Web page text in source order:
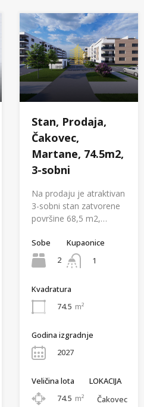
Stan, Prodaja,
Čakovec,
Martane, 74.5m2,
3-sobni
Na prodaju je atraktivan
3-sobni stan zatvorene
površine 68,5 m2,…
Sobe
2
Kupaonice
1
Kvadratura
74.5 m²
Godina izgradnje
2027
Veličina lota
74.5 m²
LOKACIJA
Čakovec